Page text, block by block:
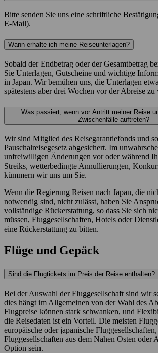
Bitte senden Sie uns eine schriftliche
E-Mail).
Wann erhalte ich meine Reiseunterlagen?
Sobald der Endbetrag oder der Gesamtbetrag
Sie Unterlagen, Gutscheine und wichtige
in Japan. Wir bemühen uns, die Unterlagen
spätestens aber drei Wochen vor der Abreise zu
Was passiert, wenn vor Antritt meiner Reise
Zwischenfälle auftreten?
Wir sind Mitglied des Reisegarantiefonds und
Pauschalreisegesetz abgesichert. Im
unfreiwilligen Änderungen vor oder während
Streiks, wetterbedingte Annullierungen,
kümmern wir uns um Sie.
Wenn die Regierung Reisen nach Japan, die
notwendig sind, nicht zulässt, haben Sie
vollständige Rückerstattung, so dass Sie sich
müssen, Fluggesellschaften, Hotels oder
eine Rückerstattung zu bitten.
Flüge und Gepäck
Sind die Flugtickets im Preis der Reise enthalten?
Bei der Auswahl der Fluggesellschaft sind wir
dies hängt im Allgemeinen von der Wahl des
Flugpreise können stark schwanken, und
die Reisedaten ist ein Vorteil. Die meisten
europäische oder japanische
Fluggesellschaften aus dem Nahen Osten oder
Option sein.